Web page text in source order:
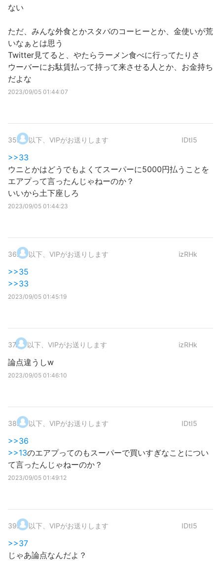
ない
ただ、みんな外食とかスタバのコーヒーとか、金使いが荒
いなぁとは思う
Twitter見てると、やたらラーメン食べに行ってたりさ
ウーバーにお駄賃払って持って来させる人とか、お金持ち
だよな
2023/09/05 01:44:07
35. 以下、VIPがお送りします IDtI5
>>33
ウニとかはどうでもよくてスーパーに5000円払うことを
エアプって言ったんじゃねーのか？
いいから土下座しろ
2023/09/05 01:44:23
36. 以下、VIPがお送りします izRHk
>>35
>>33
2023/09/05 01:45:19
37. 以下、VIPがお送りします izRHk
論点違うしw
2023/09/05 01:46:10
38. 以下、VIPがお送りします IDtI5
>>36
>>13のエアプってのもスーパーで買いすぎなことについ
て言ったんじゃねーのか？
2023/09/05 01:49:12
39. 以下、VIPがお送りします IDtI5
>>37
じゃあ論点なんだよ？